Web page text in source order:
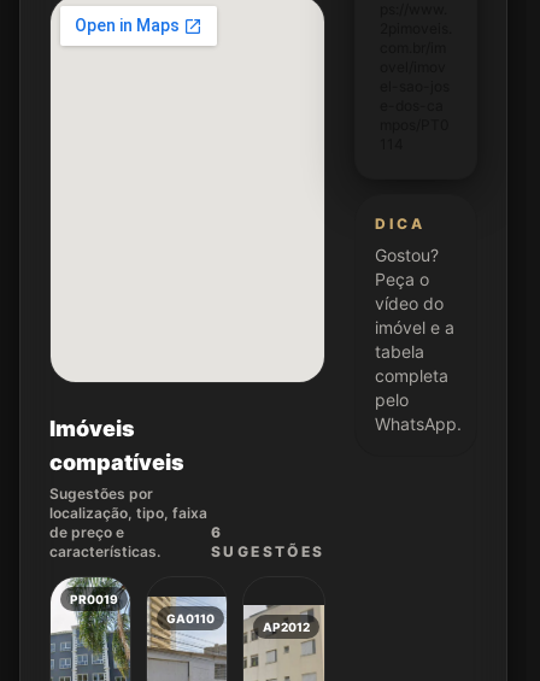
Imóveis
compatíveis
Sugestões por
localização, tipo, faixa
de preço e
características.
6
SUGESTÕES
PR0019
GA0110
AP2012
DICA
Gostou?
Peça o
vídeo do
imóvel e a
tabela
completa
pelo
WhatsApp.